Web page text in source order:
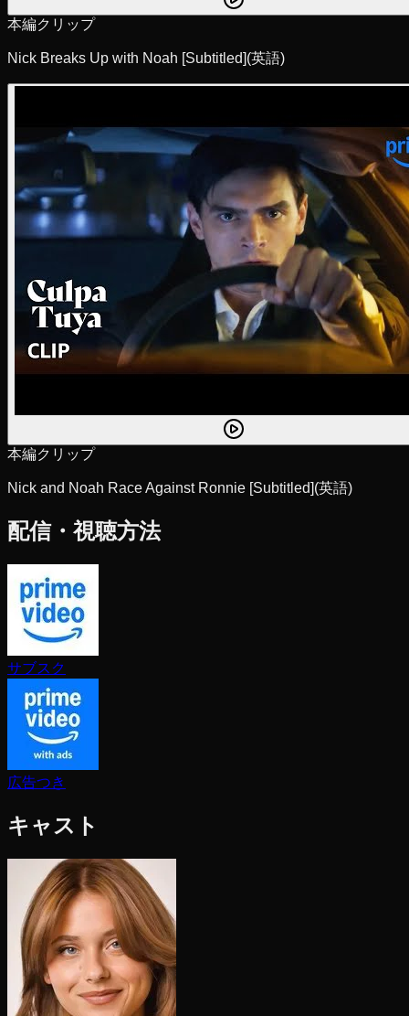
本編クリップ
Nick Breaks Up with Noah [Subtitled](英語)
本編クリップ
Nick and Noah Race Against Ronnie [Subtitled](英語)
配信・視聴方法
サブスク
広告つき
キャスト